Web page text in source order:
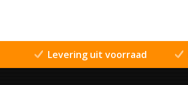
Levering uit voorraad